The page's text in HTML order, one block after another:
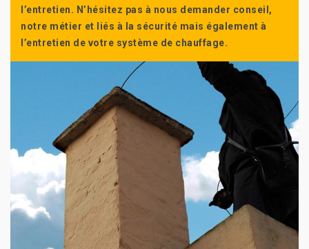
l’entretien. N’hésitez pas à nous demander conseil,
notre métier et liés à la sécurité mais également à
l’entretien de votre système de chauffage.